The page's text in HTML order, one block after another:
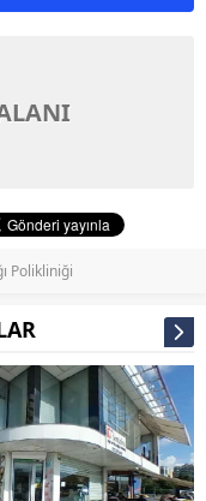
Polikliniği